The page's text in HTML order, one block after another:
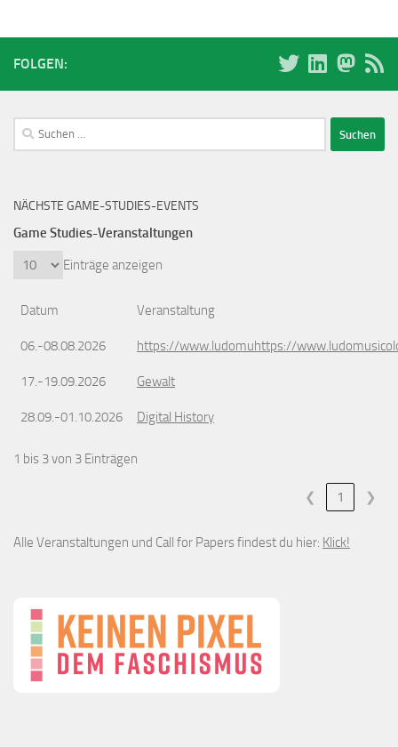
FOLGEN:
Suchen
nach:
NÄCHSTE GAME-STUDIES-EVENTS
Game Studies-Veranstaltungen
Einträge anzeigen
Datum Veranstaltung
06.-08.08.2026 https://www.ludomuhttps://
17.-19.09.2026 Gewalt
28.09.-01.10.2026 Digital History
1 bis 3 von 3 Einträgen
❮ 1 ❯
Alle Veranstaltungen und Call for Papers findest du hier: Klick!